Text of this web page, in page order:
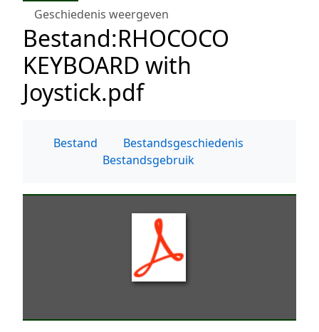
Geschiedenis weergeven
Bestand:RHOCOCO
KEYBOARD with
Joystick.pdf
Bestand
Bestandsgeschiedenis
Bestandsgebruik